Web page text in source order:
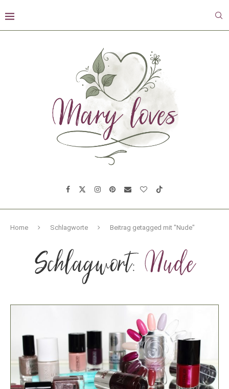
Home Schlagworte Beitrag getagged mit "Nude"
Schlagwort:Nude